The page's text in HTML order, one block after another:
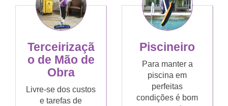
Terceirizaçã
o de Mão de
Obra
Livre-se dos custos
e tarefas de
Piscineiro
Para manter a
piscina em
perfeitas
condições é bom